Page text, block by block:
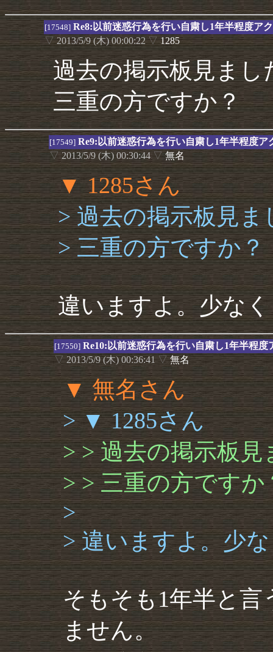
[17548] Re8:以前迷惑行為を行い自粛し1年半程度ア
▽2013/5/9 (木) 00:00:22▽1285
過去の掲示板見まし
三重の方ですか？
[17549] Re9:以前迷惑行為を行い自粛し1年半程度
▽ 2013/5/9 (木) 00:30:44 ▽無名
▼ 1285さん
> 過去の掲示板見ま
> 三重の方ですか？
違いますよ。少な
[17550] Re10:以前迷惑行為を行い自粛し1年半程
▽ 2013/5/9 (木) 00:36:41 ▽無名
▼ 無名さん
> ▼ 1285さん
> > 過去の掲示板見
> > 三重の方ですか
>
> 違いますよ。少
そもそも1年半と
ません。